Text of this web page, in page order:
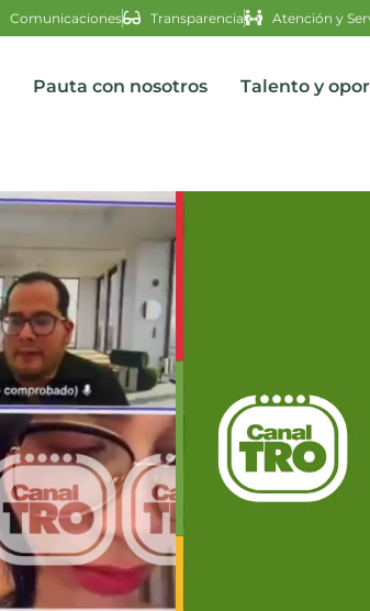
Comunicaciones Transparencia Atención y
Pauta con nosotros Talento y